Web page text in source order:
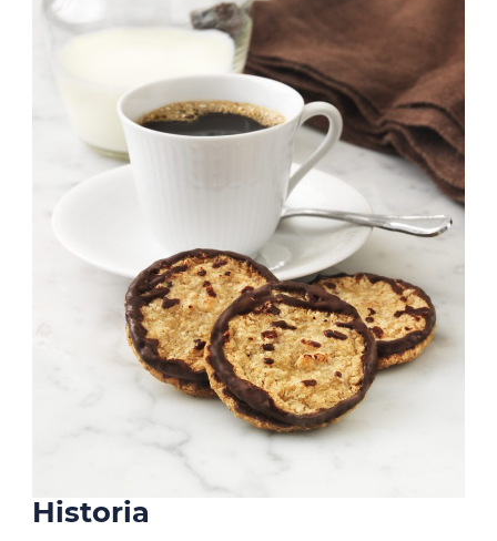
Historia